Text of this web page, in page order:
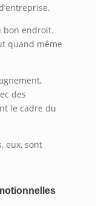
bon endroit.
quand même
des
le cadre du
eux, sont